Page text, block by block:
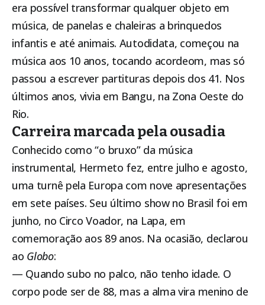
era possível transformar qualquer objeto em
música, de panelas e chaleiras a brinquedos
infantis e até animais. Autodidata, começou na
música aos 10 anos, tocando acordeom, mas só
passou a escrever partituras depois dos 41. Nos
últimos anos, vivia em Bangu, na Zona Oeste do
Rio.
Carreira marcada pela ousadia
Conhecido como “o bruxo” da música
instrumental, Hermeto fez, entre julho e agosto,
uma turnê pela Europa com nove apresentações
em sete países. Seu último show no Brasil foi em
junho, no Circo Voador, na Lapa, em
comemoração aos 89 anos. Na ocasião, declarou
ao Globo:
— Quando subo no palco, não tenho idade. O
corpo pode ser de 88, mas a alma vira menino de